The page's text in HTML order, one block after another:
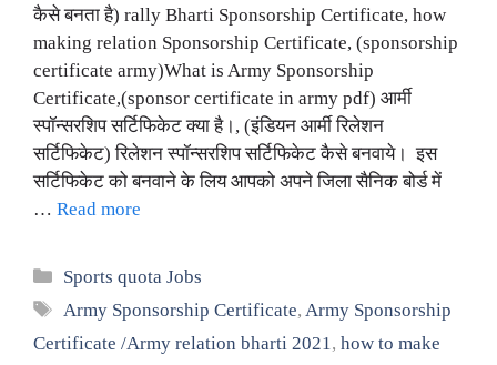
कैसे बनता है) rally Bharti Sponsorship Certificate, how
making relation Sponsorship Certificate, (sponsorship
certificate army)What is Army Sponsorship
Certificate,(sponsor certificate in army pdf) आर्मी
स्पॉन्सरशिप सर्टिफिकेट क्या है।, (इंडियन आर्मी रिलेशन
सर्टिफिकेट) रिलेशन स्पॉन्सरशिप सर्टिफिकेट कैसे बनवाये। इस
सर्टिफिकेट को बनवाने के लिय आपको अपने जिला सैनिक बोर्ड में
… Read more
Categories
Sports quota Jobs
Tags
Army Sponsorship Certificate,Army Sponsorship
Certificate /Army relation bharti 2021, how to make